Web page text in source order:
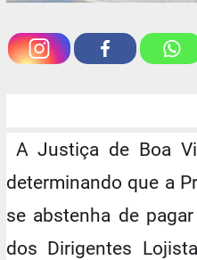
A Justiça de Boa
determinando que a
se abstenha de
dos Dirigentes